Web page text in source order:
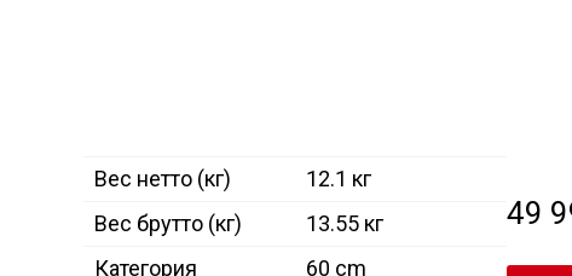
Вес нетто (кг)
12.1 кг
Вес брутто (кг)
13.55 кг
Категория
60 cm
49